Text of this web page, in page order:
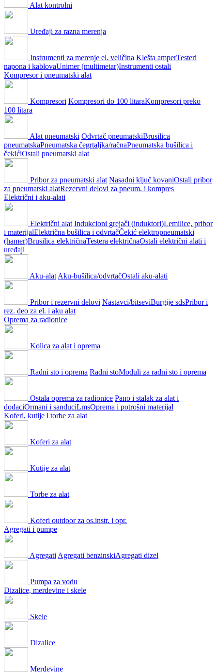
Alat kontrolni
Uređaji za razna merenja
Instrumenti za merenje el. veličina Klešta amperTesteri
napona i kablovaUnimer (multimetar)Instrumenti ostali
Kompresor i pneumatski alat
Kompresori Kompresori do 100 litaraKompresori preko
100 litara
Alat pneumatski Odvrtač pneumatskiBrusilica
pneumatskaPneumatska čegrtaljka/račnaPneumatska bušilica i
čekićiOstali pneumatski alat
Pribor za pneumatski alat Nasadni ključ kovaniOstali pribor
za pneumatski alatRezervni delovi za pneum. i kompres
Električni i aku-alati
Električni alat Indukcioni grejači (induktori)Lemilice, pribor
i materijalElektrična bušilica i odvrtačČekić elektropneumatski
(hamer)Brusilica električnaTestera električnaOstali električni alati i
uređaji
Aku-alat Aku-bušilica/odvrtačOstali aku-alati
Pribor i rezervni delovi Nastavci/bitseviBurgije sdsPribor i
rez. deo za el. i aku alat
Oprema za radionice
Kolica za alat i oprema
Radni sto i oprema Radni stoModuli za radni sto i oprema
Ostala oprema za radionice Pano i stalak za alat i
dodaciOrmani i sanduciLmsOprema i potrošni materijal
Koferi, kutije i torbe za alat
Koferi za alat
Kutije za alat
Torbe za alat
Koferi outdoor za os.instr. i opr.
Agregati i pumpe
Agregati Agregati benzinskiAgregati dizel
Pumpa za vodu
Dizalice, merdevine i skele
Skele
Dizalice
Merdevine